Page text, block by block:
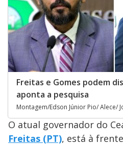
Freitas e Gomes podem
aponta a pesquisa
Montagem/Edson Júnior Pio/ Alece/
O atual governador do
Freitas (PT), está à